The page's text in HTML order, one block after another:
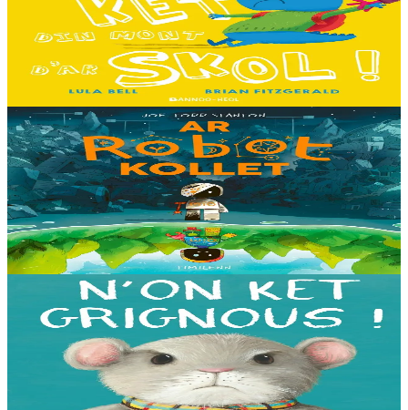
C'est le premier jour d'école des Souris et des Dinosaures. Ils n'ont
pas envie d'y aller. Mais quand les cours commencent, une très
grande surprise les attend…...
13,00 €
8 ans et plus
Timilenn
The Lost Robot
Au cœur d’une décharge, un petit robot brisé s’éveille. Il ne se
souvient plus d’où il vient ni depuis combien de temps il est là, mais
il sait qu’il n’est pas à sa place....
En stock 14,00 €
Bannoù-heol
I'm not grumpy!
À la lisière de la forêt vit une petite souris. C'est la souris la plus
grognonne et la plus hargneuse des environs, jusqu'à sa rencontre
avec un petit blaireau...